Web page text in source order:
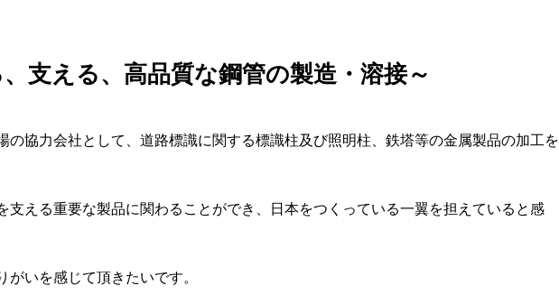
支える、高品質な鋼管の製造・溶接～
の協力会社として、道路標識に関する標識柱及び照明柱、鉄塔等の金属製品の加工を
支える重要な製品に関わることができ、日本をつくっている一翼を担えていると感
いを感じて頂きたいです。